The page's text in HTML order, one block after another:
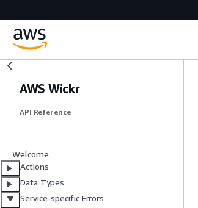
AWS Wickr
API Reference
Welcome
Actions
Data Types
Service-specific Errors